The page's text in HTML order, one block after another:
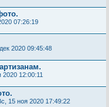
07:26:19
2020 09:45:48
2020 12:00:11
15 ноя 2020 17:49:22